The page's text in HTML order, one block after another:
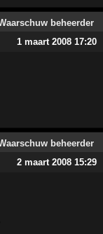
1 maart 2008 17:20
2 maart 2008 15:29